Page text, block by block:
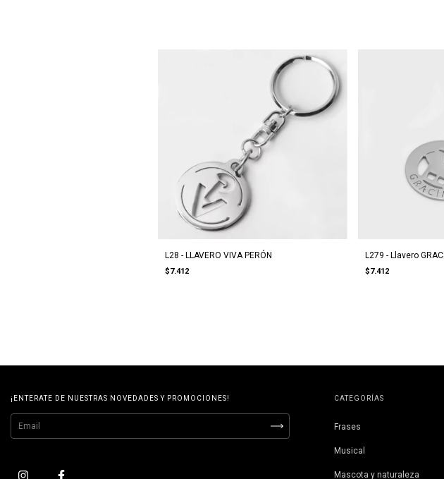
L28 - LLAVERO VIVA PERÓN
$7.412
L279 - Llavero
$7.412
¡ENTERATE DE NUESTRAS NOVEDADES Y PROMOCIONES! CATEGORÍAS
Frases
Musical
Mascota y naturaleza